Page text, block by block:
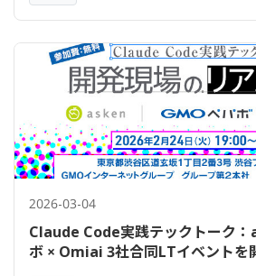
2026-03-04
Claude Code実践テックトーク
ボ × Omiai 3社合同LTイベントを